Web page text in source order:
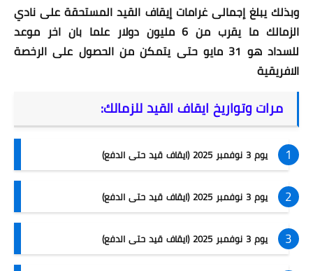
وبذلك يبلغ إجمالى غرامات إيقاف القيد المستحقة على نادي
الزمالك ما يقرب من 6 مليون دولار علما بان اخر موعد
للسداد هو 31 مايو حتى يتمكن من الحصول على الرخصة
الافريقية
مرات وتواريخ ايقاف القيد للزمالك:
يوم 3 نوفمبر 2025 (ايقاف قيد حتى الدفع)
يوم 3 نوفمبر 2025 (ايقاف قيد حتى الدفع)
يوم 3 نوفمبر 2025 (ايقاف قيد حتى الدفع)